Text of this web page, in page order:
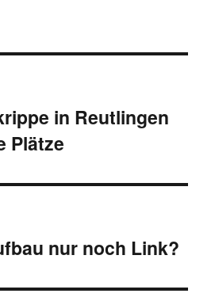
in Reutlingen
Plätze
nur noch Link?